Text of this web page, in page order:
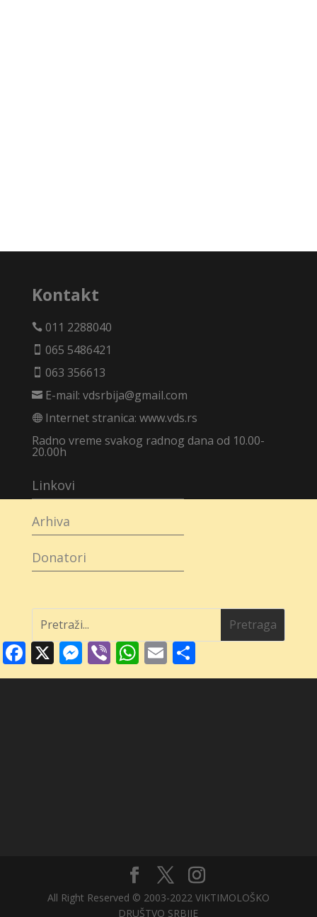
Kontakt
011 2288040
 065 5486421
 063 356613
E-mail: vdsrbija@gmail.com
Internet stranica: www.vds.rs
Radno vreme svakog radnog dana od 10.00-
20.00h
Linkovi
Arhiva
Donatori
Facebook
X Messenger
ViberWhatsApp
Email
All Right Reserved © 2003-2022 VIKTIMOLOŠKO
DRUŠTVO SRBIJE